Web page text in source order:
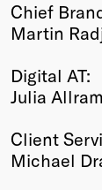
Chief
Martin
Digital AT:
Julia Allram
Client
Michael